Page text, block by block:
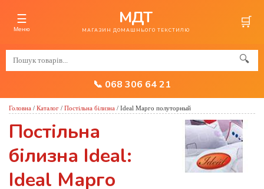
☰
Меню
МДТ
МАГАЗИН ДОМАШНЬОГО ТЕКСТИЛЮ 🛒
🔍
📞 068 306 64 21
Головна / Каталог / Постільна білизна / Ideal Марго полуторный
Постільна
білизна Ideal:
Ideal Марго